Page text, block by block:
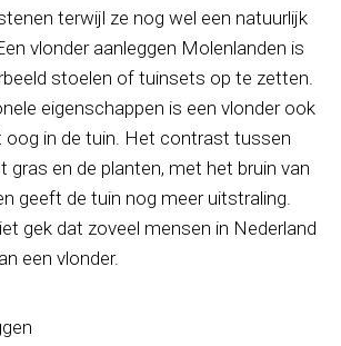
terwijl ze nog wel een natuurlijk
vlonder aanleggen Molenlanden is
stoelen of tuinsets op te zetten.
eigenschappen is een vlonder ook
oog in de tuin. Het contrast tussen
gras en de planten, met het bruin van
geeft de tuin nog meer uitstraling.
gek dat zoveel mensen in Nederland
een vlonder.